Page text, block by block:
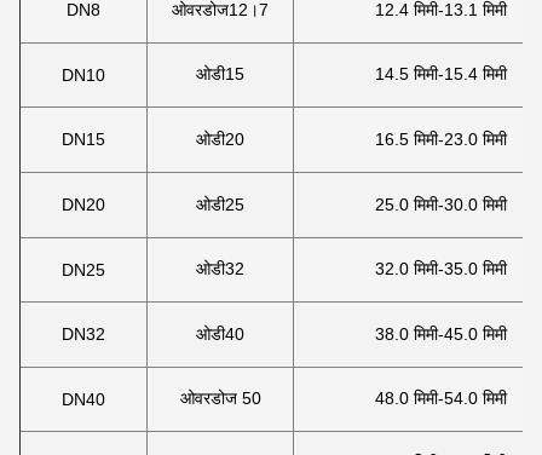
DN8 ओवरडोज12।7 12.4 मिमी-13.1 मिमी
DN10 ओडी15 14.5 मिमी-15.4 मिमी
DN15 ओडी20 16.5 मिमी-23.0 मिमी
DN20 ओडी25 25.0 मिमी-30.0 मिमी
DN25 ओडी32 32.0 मिमी-35.0 मिमी
DN32 ओडी40 38.0 मिमी-45.0 मिमी
DN40 ओवरडोज 50 48.0 मिमी-54.0 मिमी